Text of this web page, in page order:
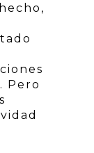
Pero